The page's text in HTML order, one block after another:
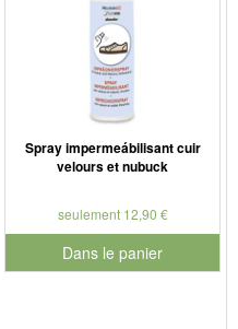
Spray impermeábilisant cuir
velours et nubuck
seulement 12,90 €
Dans le panier
pour le numéro de produit